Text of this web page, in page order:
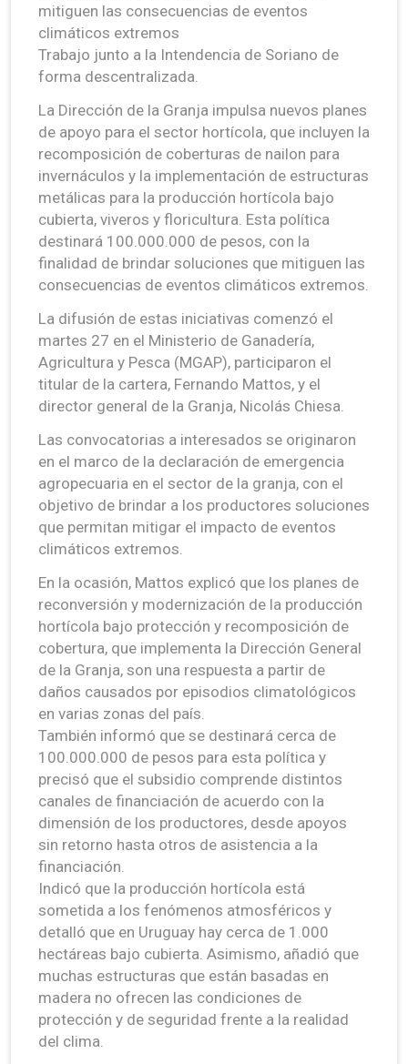
mitiguen las consecuencias de eventos
climáticos extremos
Trabajo junto a la Intendencia de Soriano de
forma descentralizada.
La Dirección de la Granja impulsa nuevos planes
de apoyo para el sector hortícola, que incluyen la
recomposición de coberturas de nailon para
invernáculos y la implementación de estructuras
metálicas para la producción hortícola bajo
cubierta, viveros y floricultura. Esta política
destinará 100.000.000 de pesos, con la
finalidad de brindar soluciones que mitiguen las
consecuencias de eventos climáticos extremos.
La difusión de estas iniciativas comenzó el
martes 27 en el Ministerio de Ganadería,
Agricultura y Pesca (MGAP), participaron el
titular de la cartera, Fernando Mattos, y el
director general de la Granja, Nicolás Chiesa.
Las convocatorias a interesados se originaron
en el marco de la declaración de emergencia
agropecuaria en el sector de la granja, con el
objetivo de brindar a los productores soluciones
que permitan mitigar el impacto de eventos
climáticos extremos.
En la ocasión, Mattos explicó que los planes de
reconversión y modernización de la producción
hortícola bajo protección y recomposición de
cobertura, que implementa la Dirección General
de la Granja, son una respuesta a partir de
daños causados por episodios climatológicos
en varias zonas del país.
También informó que se destinará cerca de
100.000.000 de pesos para esta política y
precisó que el subsidio comprende distintos
canales de financiación de acuerdo con la
dimensión de los productores, desde apoyos
sin retorno hasta otros de asistencia a la
financiación.
Indicó que la producción hortícola está
sometida a los fenómenos atmosféricos y
detalló que en Uruguay hay cerca de 1.000
hectáreas bajo cubierta. Asimismo, añadió que
muchas estructuras que están basadas en
madera no ofrecen las condiciones de
protección y de seguridad frente a la realidad
del clima.